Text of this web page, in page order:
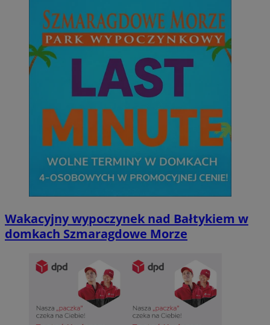
Wakacyjny wypoczynek nad Bałtykiem w
domkach Szmaragdowe Morze